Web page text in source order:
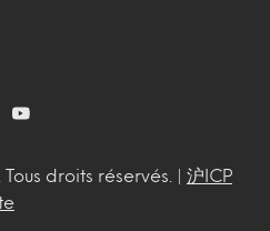
droits réservés. | 沪ICP